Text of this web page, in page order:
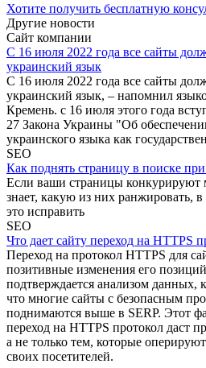
Хотите получить бесплатную
Другие новости
Сайт компании
С 16 июля 2022 года все сайты
украинский язык
С 16 июля 2022 года все сайты
украинский язык, – напомнил
Кремень. с 16 июля этого года
27 Закона Украины "Об
украинского языка как
SEO
Как поднять страницу в поиске
Если ваши страницы конкурируют
знает, какую из них ранжировать, в
это исправить
SEO
Что дает сайту переход на HTTPS
Переход на протокол HTTPS для
позитивные изменения его
подтверждается анализом данных,
что многие сайты с безопасным
поднимаются выше в SERP. Этот
переход на HTTPS протокол даст
а не только тем, которые
своих посетителей.